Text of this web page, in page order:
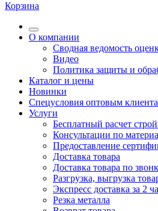
Корзина
О компании
Сводная ведомость
Видео
Политика защиты и
Каталог и цены
Новинки
Спецусловия оптовым
Услуги
Бесплатный расчет
Консультации по
Предоставление
Доставка товара
Доставка товара по
Разгрузка, выгрузка
Экспресс доставка за 2
Резка металла